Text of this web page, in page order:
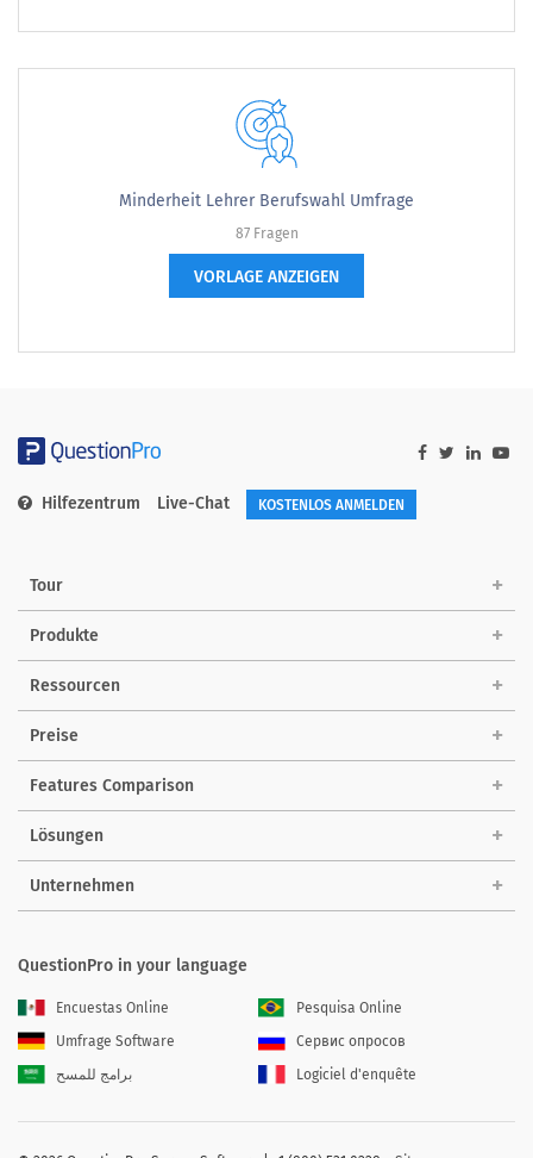
Minderheit Lehrer Berufswahl Umfrage
87 Fragen
VORLAGE ANZEIGEN
Hilfezentrum Live-Chat KOSTENLOS ANMELDEN
Tour
Produkte
Ressourcen
Preise
Features Comparison
Lösungen
Unternehmen
QuestionPro in your language
Encuestas Online
Pesquisa Online
Umfrage Software
Сервис опросов
برامج للمسح
Logiciel d'enquête